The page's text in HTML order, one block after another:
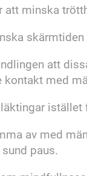
att minska
att
med
av med
paus.